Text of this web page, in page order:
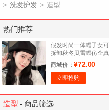
> 洗发护发 > 造型
热门推荐
假发时尚一体帽子女可
拆卸秋冬贝雷帽仿全真
人发逼真假发帽长卷发
商城价： ¥72.00
立即抢购
造型 - 商品筛选